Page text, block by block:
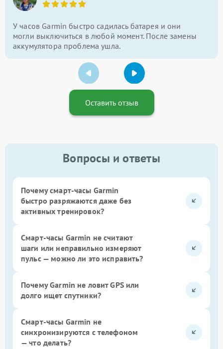
У часов Garmin быстро садилась батарея и они
могли выключиться в любой момент. После замены
аккумулятора проблема ушла.
Оставить отзыв
Вопросы и ответы
Почему смарт-часы Garmin
быстро разряжаются даже без
активных тренировок?
Смарт-часы Garmin не считают
шаги или неправильно измеряют
пульс — можно ли это исправить?
Почему Garmin не ловит GPS или
долго ищет спутники?
Смарт-часы Garmin не
синхронизируются с телефоном
— что делать?